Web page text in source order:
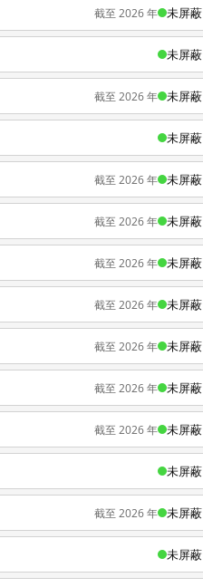
截至 2026 年 未屏蔽
未屏蔽
截至 2026 年 未屏蔽
未屏蔽
截至 2026 年 未屏蔽
截至 2026 年 未屏蔽
截至 2026 年 未屏蔽
截至 2026 年 未屏蔽
截至 2026 年 未屏蔽
截至 2026 年 未屏蔽
截至 2026 年 未屏蔽
未屏蔽
截至 2026 年 未屏蔽
未屏蔽